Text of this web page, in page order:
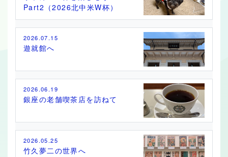
Part2（2026北中米W杯）
2026.07.15
遊就館へ
2026.06.19
銀座の老舗喫茶店を訪ねて
2026.05.25
竹久夢二の世界へ